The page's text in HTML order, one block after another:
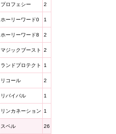
プロフェシー 2
ホーリーワード0 1
ホーリーワード8 2
マジックブースト 2
ランドプロテクト 1
リコール 2
リバイバル 1
リンカネーション 1
スペル 26